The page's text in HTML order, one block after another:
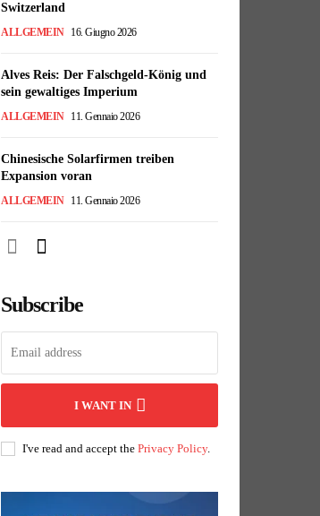
Switzerland
ALLGEMEIN 16. Giugno 2026
Alves Reis: Der Falschgeld-König und
sein gewaltiges Imperium
ALLGEMEIN 11. Gennaio 2026
Chinesische Solarfirmen treiben
Expansion voran
ALLGEMEIN 11. Gennaio 2026
Subscribe
I WANT IN
I've read and accept the Privacy Policy.